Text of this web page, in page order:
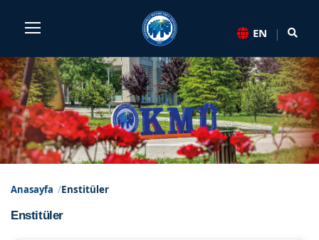
Sayfa kısayolları: Alt+1 Haberler, Alt+2 Etkinlikler, Alt+3
EN |
Enstitüler - KMÜ -
Anasayfa Enstitüler
Enstitüler